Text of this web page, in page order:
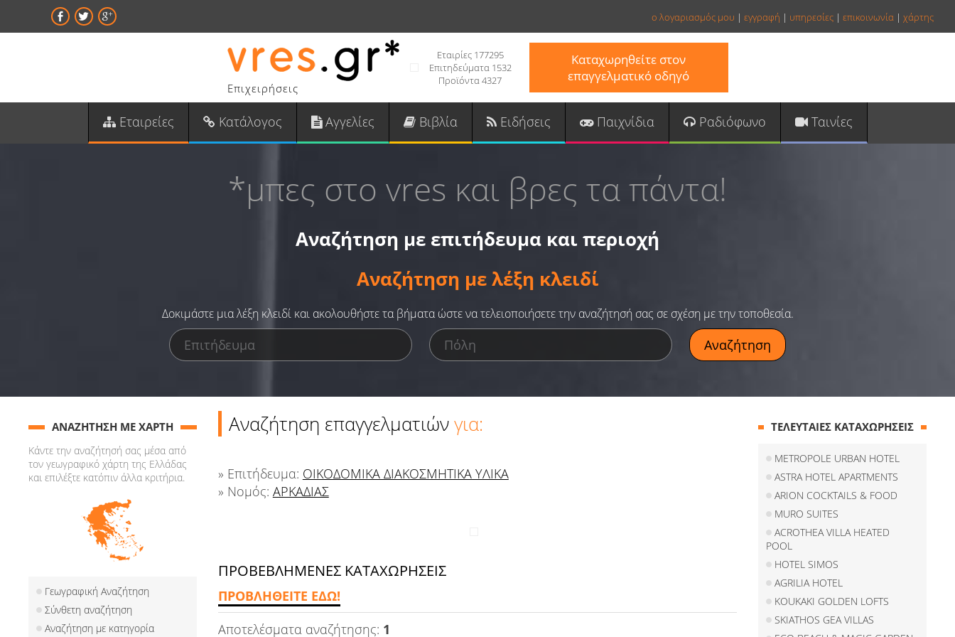
ο λογαριασμός μου | εγγραφή | υπηρεσίες | επικοινωνία | χάρτης
Επιχειρήσεις
Εταιρίες 177295
Επιτηδεύματα 1532
Προϊόντα 4327
Καταχωρηθείτε στον
επαγγελματικό οδηγό
Εταιρείες Κατάλογος Αγγελίες Βιβλία Ειδήσεις Παιχνίδια Ραδιόφωνο Ταινίες
*μπες στο vres και βρες τα πάντα!
Αναζήτηση με επιτήδευμα και περιοχή
Αναζήτηση με λέξη κλειδί
Δοκιμάστε μια λέξη κλειδί και ακολουθήστε τα βήματα ώστε να τελειοποιήσετε την αναζήτησή σας σε σχέση με την τοποθεσία.
Αναζήτηση επαγγελματιώνγια:
» Επιτήδευμα: ΟΙΚΟΔΟΜΙΚΑ ΔΙΑΚΟΣΜΗΤΙΚΑ ΥΛΙΚΑ
» Νομός: ΑΡΚΑΔΙΑΣ
ΠΡΟΒΕΒΛΗΜΕΝΕΣ ΚΑΤΑΧΩΡΗΣΕΙΣ
ΠΡΟΒΛΗΘΕΙΤΕ ΕΔΩ!
Αποτελέσματα αναζήτησης: 1
ΑΝΑΖΗΤΗΣΗ ΜΕ ΧΑΡΤΗ
Κάντε την αναζήτησή σας μέσα από
τον γεωγραφικό χάρτη της Ελλάδας
και επιλέξτε κατόπιν άλλα κριτήρια.
Γεωγραφική Αναζήτηση
Σύνθετη αναζήτηση
Αναζήτηση με κατηγορία
ΤΕΛΕΥΤΑΙΕΣ ΚΑΤΑΧΩΡΗΣΕΙΣ
METROPOLE URBAN HOTEL
ASTRA HOTEL APARTMENTS
ARION COCKTAILS & FOOD
MURO SUITES
ACROTHEA VILLA HEATED
POOL
HOTEL SIMOS
AGRILIA HOTEL
KOUKAKI GOLDEN LOFTS
SKIATHOS GEA VILLAS